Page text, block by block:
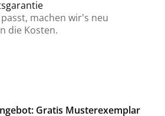
machen wir’s neu
die Kosten.
Gratis Musterexemplar